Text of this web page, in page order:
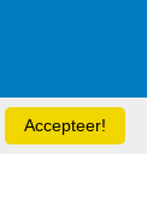
Accepteer!